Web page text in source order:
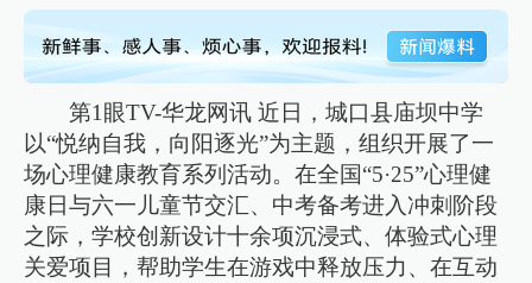
第1眼TV-华龙网讯 近日，城口县庙坝中学
以“悦纳自我，向阳逐光”为主题，组织开展了一
场心理健康教育系列活动。在全国“5·25”心理健
康日与六一儿童节交汇、中考备考进入冲刺阶段
之际，学校创新设计十余项沉浸式、体验式心理
关爱项目，帮助学生在游戏中释放压力、在互动